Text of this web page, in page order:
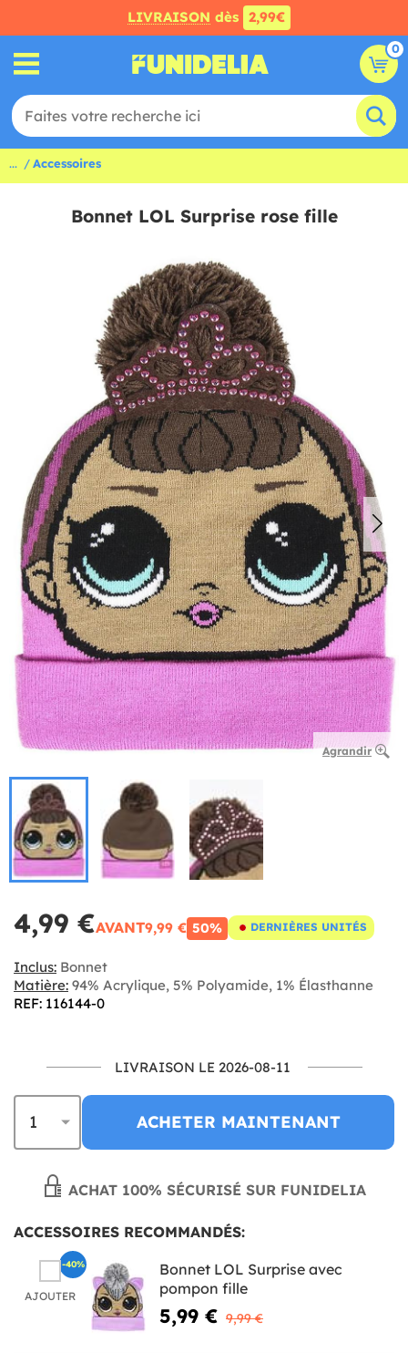
LIVRAISON dès 2,99€
0
... Accessoires
Bonnet LOL Surprise rose fille
Agrandir
4,99 €AVANT9,99 € 50% DERNIÈRES UNITÉS
Inclus: Bonnet
Matière: 94% Acrylique, 5% Polyamide, 1% Élasthanne
REF: 116144-0
LIVRAISON LE 2026-08-11
ACHETER MAINTENANT
ACHAT 100% SÉCURISÉ SUR FUNIDELIA
ACCESSOIRES RECOMMANDÉS:
AJOUTER
Bonnet LOL Surprise avec
pompon fille
5,99 € 9,99 €
-40%